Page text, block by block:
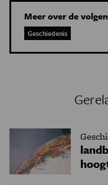
Meer over de
Geschiedenis